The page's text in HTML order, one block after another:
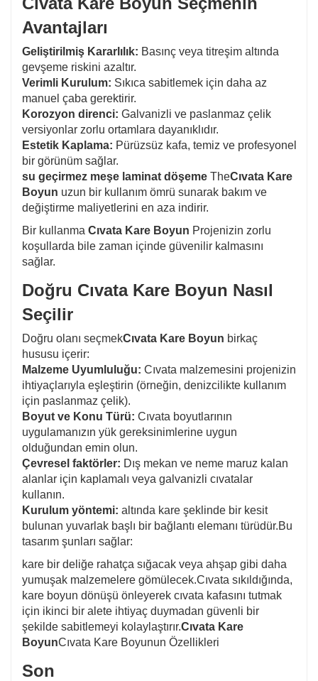
Avantajları
Geliştirilmiş Kararlılık: Basınç veya titreşim altında
gevşeme riskini azaltır.
Verimli Kurulum: Sıkıca sabitlemek için daha az
manuel çaba gerektirir.
Korozyon direnci: Galvanizli ve paslanmaz çelik
versiyonlar zorlu ortamlara dayanıklıdır.
Estetik Kaplama: Pürüzsüz kafa, temiz ve profesyonel
bir görünüm sağlar.
su geçirmez meşe laminat döşeme TheCıvata Kare
Boyun uzun bir kullanım ömrü sunarak bakım ve
değiştirme maliyetlerini en aza indirir.
Bir kullanma Cıvata Kare Boyun Projenizin zorlu
koşullarda bile zaman içinde güvenilir kalmasını
sağlar.
Doğru Cıvata Kare Boyun Nasıl
Seçilir
Doğru olanı seçmekCıvata Kare Boyun birkaç
hususu içerir:
Malzeme Uyumluluğu: Cıvata malzemesini projenizin
ihtiyaçlarıyla eşleştirin (örneğin, denizcilikte kullanım
için paslanmaz çelik).
Boyut ve Konu Türü: Cıvata boyutlarının
uygulamanızın yük gereksinimlerine uygun
olduğundan emin olun.
Çevresel faktörler: Dış mekan ve neme maruz kalan
alanlar için kaplamalı veya galvanizli cıvatalar
kullanın.
Kurulum yöntemi: altında kare şeklinde bir kesit
bulunan yuvarlak başlı bir bağlantı elemanı türüdür.Bu
tasarım şunları sağlar:
kare bir deliğe rahatça sığacak veya ahşap gibi daha
yumuşak malzemelere gömülecek.Cıvata sıkıldığında,
kare boyun dönüşü önleyerek cıvata kafasını tutmak
için ikinci bir alete ihtiyaç duymadan güvenli bir
şekilde sabitlemeyi kolaylaştırır.Cıvata Kare
BoyunCıvata Kare Boyunun Özellikleri
Son